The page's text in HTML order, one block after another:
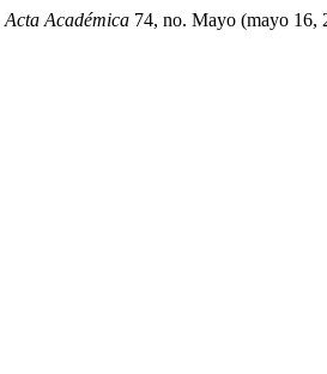
Acta Académica 74, no. Mayo (mayo 16,